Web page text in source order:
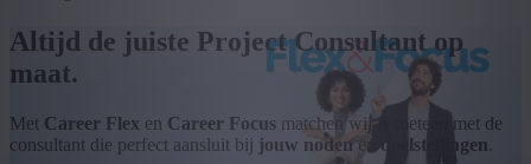
Altijd de juiste Project Consultant op
maat.
Met Career Flex en Career Focus matchen wij je meteen met de
consultant die perfect aansluit bij jouw noden endoelstellingen.